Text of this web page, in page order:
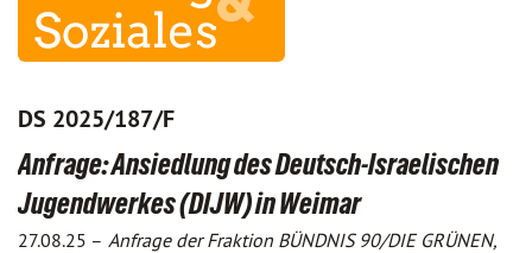
DS 2025/187/F
Anfrage: Ansiedlung des Deutsch-Israelischen
Jugendwerkes (DIJW) in Weimar
27.08.25 – Anfrage der Fraktion BÜNDNIS 90/DIE GRÜNEN,